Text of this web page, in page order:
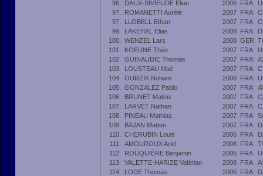
96.
DAUX-SIVIEUDE Elian 2006 FRA
97.
ROMANETTI Aurèle 2007 FRA
97.
LLOBELL Ethan 2007 FRA
99.
LAKEHAL Elias 2008 FRA
100.
WENZEL Lars 2008 GER
101.
KOEUNE Théo 2007 FRA
102.
GUINAUDIE Thomas 2007 FRA
103.
LOUSTEAU Maé 2007 FRA
104.
OURZIK Noham 2008 FRA
105.
GONZALEZ Pablo 2007 FRA
106.
BRUNET Mathis 2007 FRA
107.
LARVET Nathan 2007 FRA
108.
PINEAU Mathias 2007 FRA
109.
BAJAN Matteo 2007 FRA
110.
CHERUBIN Louis 2006 FRA
111.
AMOUROUX Ariel 2008 FRA
112.
ROUQUIÈRE Benjamin 2005 FRA
113.
VALETTE-HARIZE Valérian 2008 FRA
114.
LODE Thomas 2005 FRA